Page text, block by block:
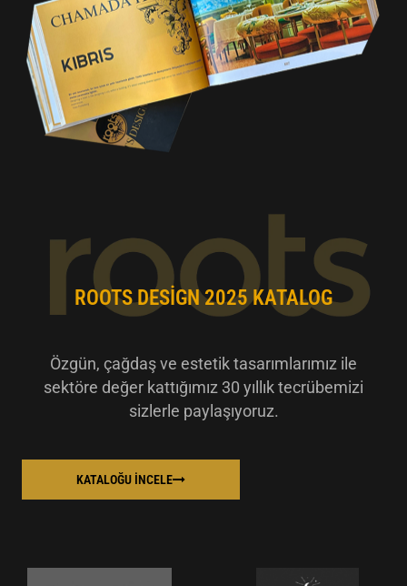
ROOTS DESIGN 2025 KATALOG
Özgün, çağdaş ve estetik tasarımlarımız ile
sektöre değer kattığımız 30 yıllık tecrübemizi
sizlerle paylaşıyoruz.
KATALOĞU İNCELE